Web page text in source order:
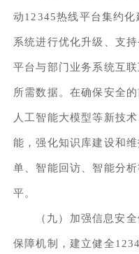
动12345热线平台集约
系统进行优化升级、支
平台与部门业务系统互
所需数据。在确保安全
人工智能大模型等新技
能，强化知识库建设和
单、智能回访、智能分
平。
（九）加强信息安
保障机制，建立健全